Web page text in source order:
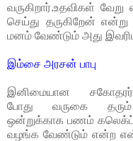
வருகிறார்.உதவிகள்
செய்து தருகிறேன்
மனம் வேண்டும் அது
இம்சை அரசன் பாபு
இனிமையான
போது வருகை
ஒன்றுக்காக பணம்
வழங்க வேண்டும் என்ற என்